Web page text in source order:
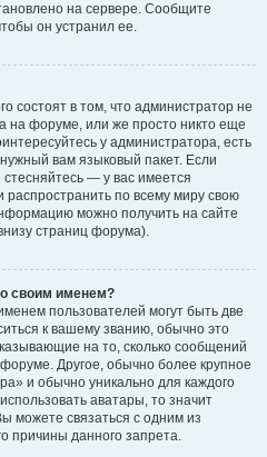
на сервере. Сообщите
он устранил ее.
состоят в том, что администратор не
на форуме, или же просто никто еще
у администратора, есть
вам языковый пакет. Если
стесняйтесь — у вас имеется
распространить по всему миру свою
можно получить на сайте
страниц форума).
своим именем?
пользователей могут быть две
к вашему званию, обычно это
на то, сколько сообщений
Другое, обычно более крупное
и обычно уникально для каждого
аватары, то значит
можете связаться с одним из
причины данного запрета.